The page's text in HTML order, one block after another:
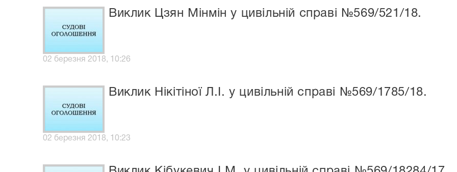
Виклик Цзян Мінмін у цивільній справі №569/521/18.
02 березня 2018, 10:26
Виклик Нікітіної Л.І. у цивільній справі №569/1785/18.
02 березня 2018, 10:23